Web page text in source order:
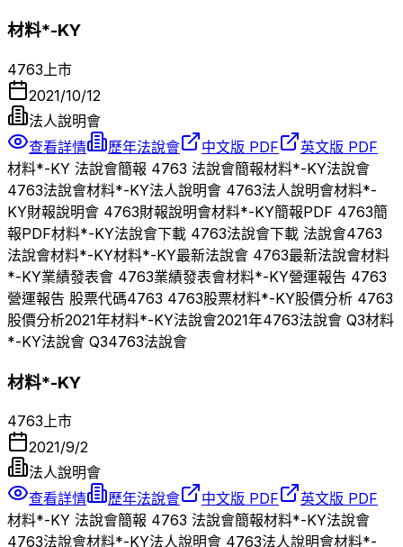
材料*-KY
4763 上市
2021/10/12
法人說明會
查看詳情
歷年法說會 中文版 PDF
英文版 PDF
材料*-KY 法說會簡報 4763 法說會簡報材料*-KY法說會
4763法說會材料*-KY法人說明會 4763法人說明會材料*-
KY財報說明會 4763財報說明會材料*-KY簡報PDF 4763簡
報PDF材料*-KY法說會下載 4763法說會下載 法說會4763
法說會材料*-KY材料*-KY最新法說會 4763最新法說會材料
*-KY業績發表會 4763業績發表會材料*-KY營運報告 4763
營運報告 股票代碼4763 4763股票材料*-KY股價分析 4763
股價分析2021年材料*-KY法說會2021年4763法說會 Q3材料
*-KY法說會 Q34763法說會
材料*-KY
4763上市
2021/9/2
法人說明會
查看詳情
歷年法說會 中文版 PDF
英文版 PDF
材料*-KY 法說會簡報 4763 法說會簡報材料*-KY法說會
4763法說會材料*-KY法人說明會 4763法人說明會材料*-